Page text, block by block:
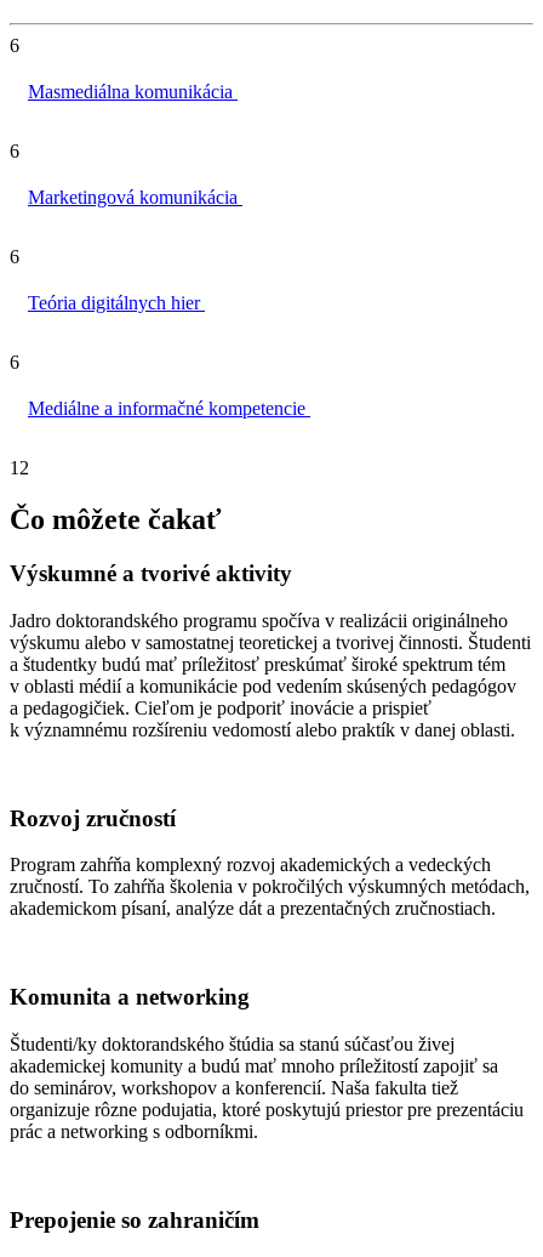
6
Masmediálna komunikácia
6
Marketingová komunikácia
6
Teória digitálnych hier
6
Mediálne a informačné kompetencie
12
Čo môžete čakať
Výskumné a tvorivé aktivity
Jadro doktorandského programu spočíva v realizácii originálneho
výskumu alebo v samostatnej teoretickej a tvorivej činnosti. Študenti
a študentky budú mať príležitosť preskúmať široké spektrum tém
v oblasti médií a komunikácie pod vedením skúsených pedagógov
a pedagogičiek. Cieľom je podporiť inovácie a prispieť
k významnému rozšíreniu vedomostí alebo praktík v danej oblasti.
Rozvoj zručností
Program zahŕňa komplexný rozvoj akademických a vedeckých
zručností. To zahŕňa školenia v pokročilých výskumných metódach,
akademickom písaní, analýze dát a prezentačných zručnostiach.
Komunita a networking
Študenti/ky doktorandského štúdia sa stanú súčasťou živej
akademickej komunity a budú mať mnoho príležitostí zapojiť sa
do seminárov, workshopov a konferencií. Naša fakulta tiež
organizuje rôzne podujatia, ktoré poskytujú priestor pre prezentáciu
prác a networking s odborníkmi.
Prepojenie so zahraničím